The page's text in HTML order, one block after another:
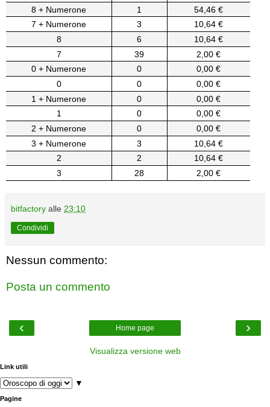
8 + Numerone
1
54,46 €
7 + Numerone
3
10,64 €
8
6
10,64 €
7
39
2,00 €
0 + Numerone
0
0,00 €
0
0
0,00 €
1 + Numerone
0
0,00 €
1
0
0,00 €
2 + Numerone
0
0,00 €
3 + Numerone
3
10,64 €
2
2
10,64 €
3
28 2,00 €
bitfactory alle 23:10
Condividi
Nessun commento:
Posta un commento
‹ ›
Home page
Visualizza versione web
Link utili
▼
Pagine